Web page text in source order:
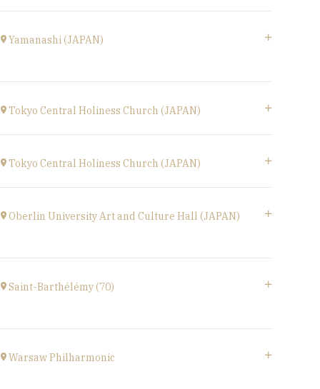
Boulevard Harpignies, 59301 Valenciennes
à 19H00
Yamanashi (JAPAN)
Kofu-City
à 19H30
Tokyo Central Holiness Church (JAPAN)
à19H
Tokyo Central Holiness Church (JAPAN)
à 14H
Oberlin University Art and Culture Hall (JAPAN)
2600-4, Honmachida, Machida City, Tokyo
(JAPAN)
Saint-Barthélémy (70)
1B Route de Ronchamp, 70270 Saint-Barthélemy
à 15H
Warsaw Philharmonic